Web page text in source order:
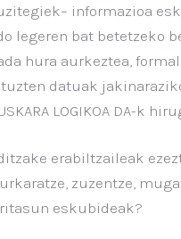
informazioa
legeren bat betetzeko
hura aurkeztea,
datuak
LOGIKOA DA-k
erabiltzaileak
zuzentze,
eskubideak?